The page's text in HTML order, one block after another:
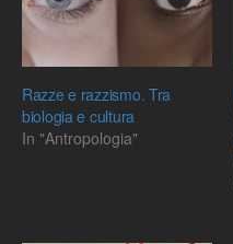
Razze e razzismo. Tra
biologia e cultura
In "Antropologia"